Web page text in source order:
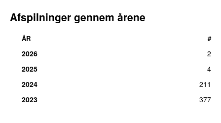
Afspilninger gennem årene
ÅR #
2026
2
2025
4
2024
211
2023
377